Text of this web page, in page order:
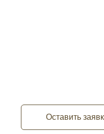
Оставить